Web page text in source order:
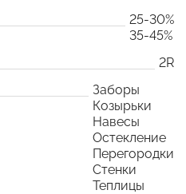
25-30%
35-45%
2R
Заборы
Козырьки
Навесы
Остекление
Перегородки
Стенки
Теплицы